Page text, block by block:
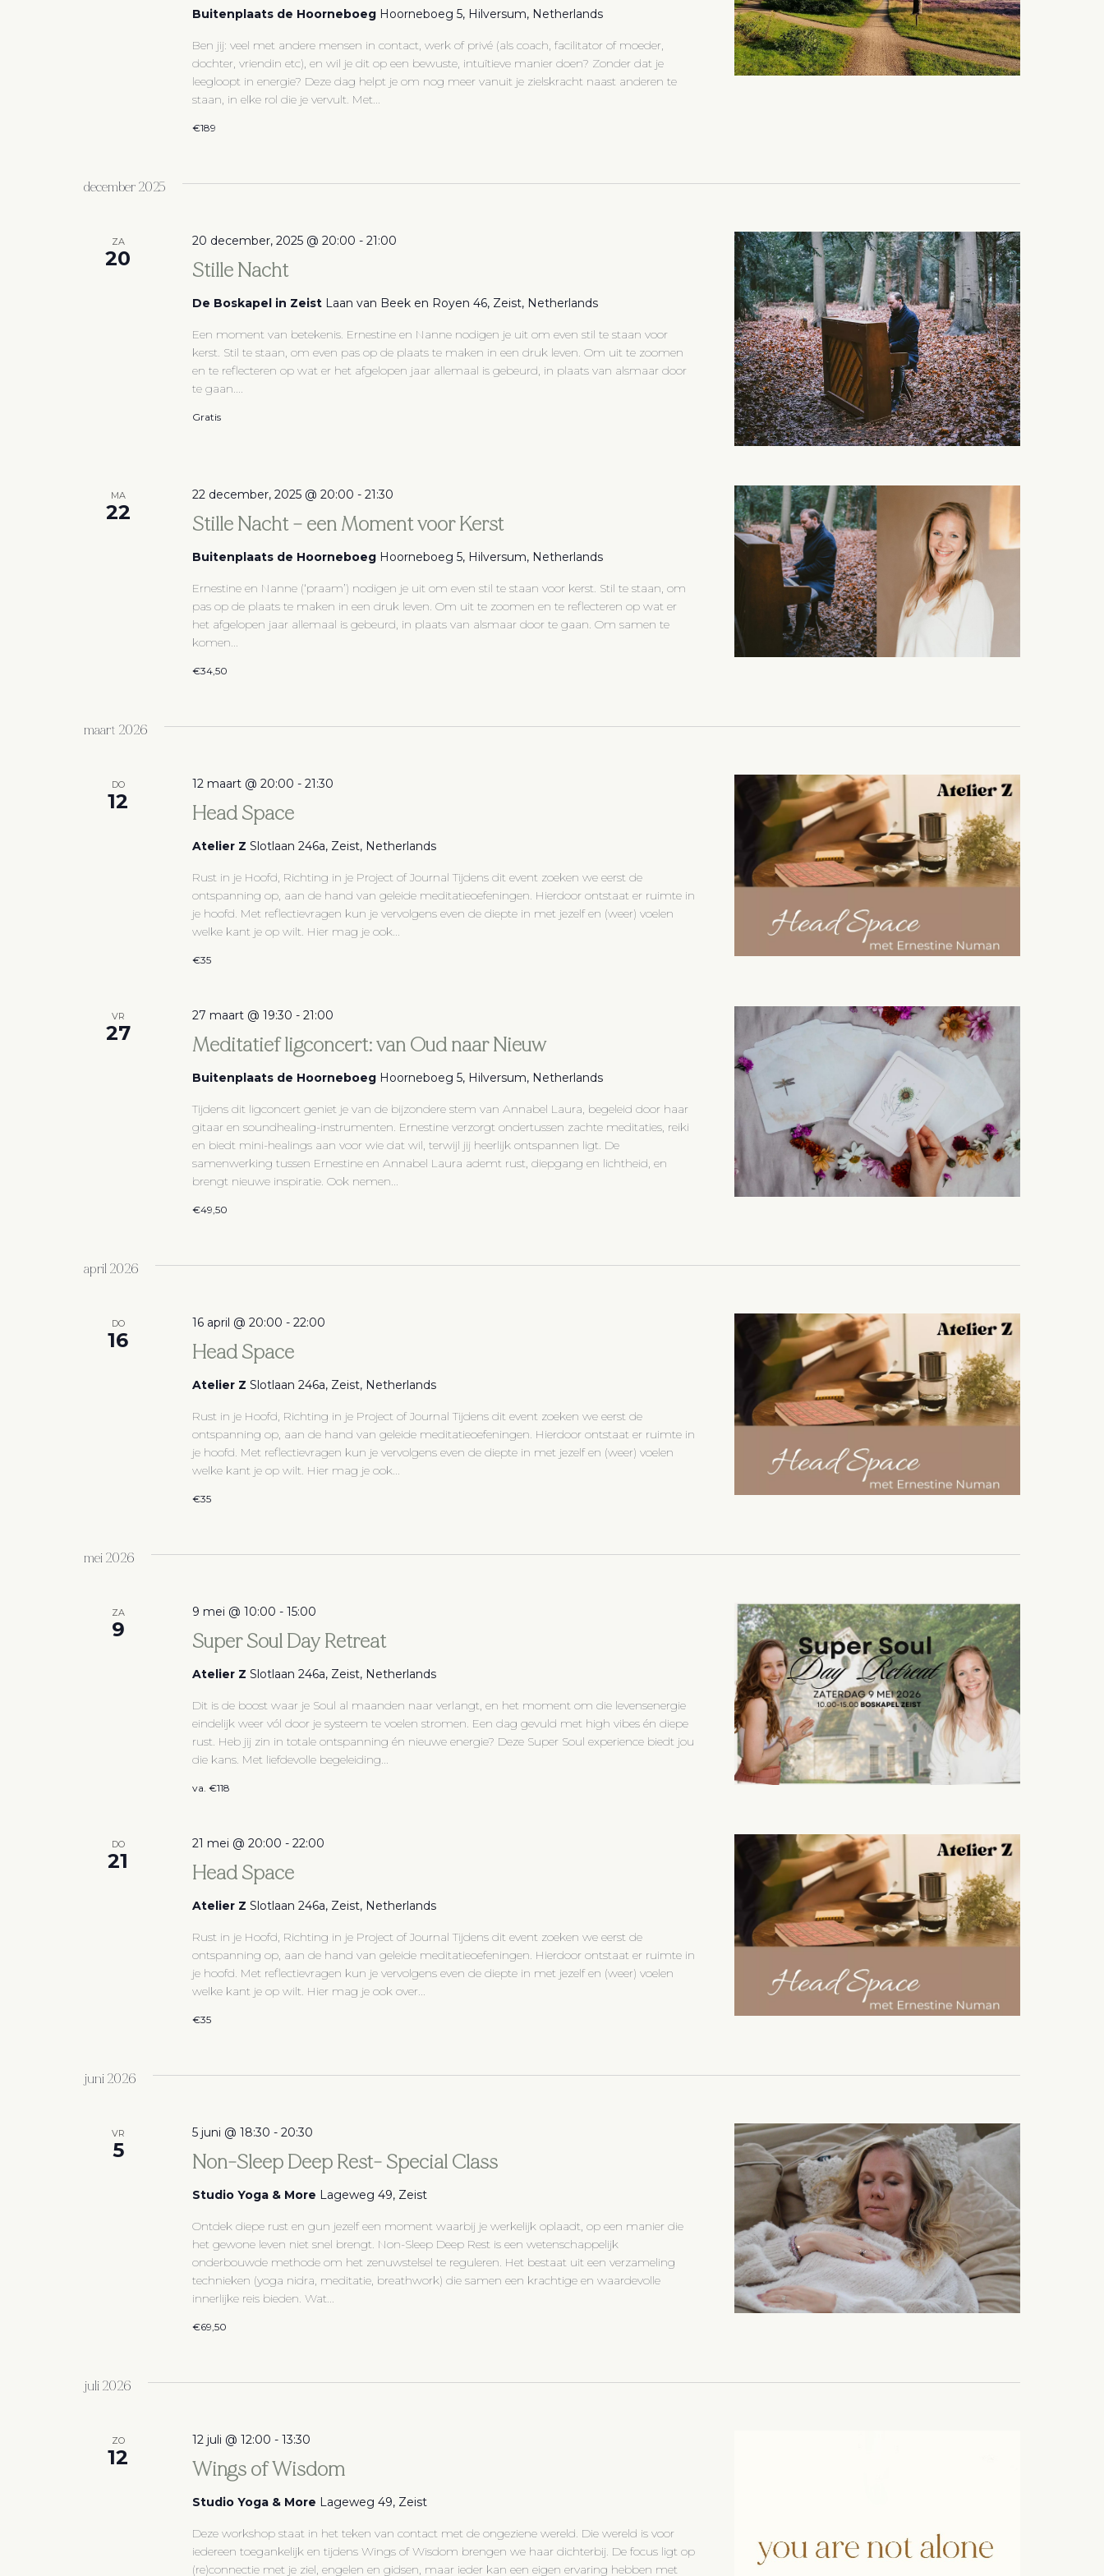
Buitenplaats de Hoorneboeg Hoorneboeg 5, Hilversum, Netherlands
Ben jij: veel met andere mensen in contact, werk of privé (als coach, facilitator of moeder,
dochter, vriendin etc), en wil je dit op een bewuste, intuïtieve manier doen? Zonder dat je
leegloopt in energie? Deze dag helpt je om nog meer vanuit je zielskracht naast anderen te
staan, in elke rol die je vervult. Met...
€189
december 2025
ZA
20 Stille Nacht
20 december, 2025 @ 20:00 - 21:00
De Boskapel in Zeist Laan van Beek en Royen 46, Zeist, Netherlands
Een moment van betekenis. Ernestine en Nanne nodigen je uit om even stil te staan voor
kerst. Stil te staan, om even pas op de plaats te maken in een druk leven. Om uit te zoomen
en te reflecteren op wat er het afgelopen jaar allemaal is gebeurd, in plaats van alsmaar door
te gaan....
Gratis
MA
22 Stille Nacht – een Moment voor Kerst
22 december, 2025 @ 20:00 - 21:30
Buitenplaats de Hoorneboeg Hoorneboeg 5, Hilversum, Netherlands
Ernestine en Nanne (‘praam’) nodigen je uit om even stil te staan voor kerst. Stil te staan, om
pas op de plaats te maken in een druk leven. Om uit te zoomen en te reflecteren op wat er
het afgelopen jaar allemaal is gebeurd, in plaats van alsmaar door te gaan. Om samen te
komen...
€34,50
maart 2026
DO
12 Head Space
12 maart @ 20:00 - 21:30
Atelier Z Slotlaan 246a, Zeist, Netherlands
Rust in je Hoofd, Richting in je Project of Journal Tijdens dit event zoeken we eerst de
ontspanning op, aan de hand van geleide meditatieoefeningen. Hierdoor ontstaat er ruimte in
je hoofd. Met reflectievragen kun je vervolgens even de diepte in met jezelf en (weer) voelen
welke kant je op wilt. Hier mag je ook...
€35
VR
27 Meditatief ligconcert: van Oud naar Nieuw
27 maart @ 19:30 - 21:00
Buitenplaats de Hoorneboeg Hoorneboeg 5, Hilversum, Netherlands
Tijdens dit ligconcert geniet je van de bijzondere stem van Annabel Laura, begeleid door haar
gitaar en soundhealing-instrumenten. Ernestine verzorgt ondertussen zachte meditaties, reiki
en biedt mini-healings aan voor wie dat wil, terwijl jij heerlijk ontspannen ligt. De
samenwerking tussen Ernestine en Annabel Laura ademt rust, diepgang en lichtheid, en
brengt nieuwe inspiratie. Ook nemen...
€49,50
april 2026
DO
16 Head Space
16 april @ 20:00 - 22:00
Atelier Z Slotlaan 246a, Zeist, Netherlands
Rust in je Hoofd, Richting in je Project of Journal Tijdens dit event zoeken we eerst de
ontspanning op, aan de hand van geleide meditatieoefeningen. Hierdoor ontstaat er ruimte in
je hoofd. Met reflectievragen kun je vervolgens even de diepte in met jezelf en (weer) voelen
welke kant je op wilt. Hier mag je ook...
€35
mei 2026
ZA
9 Super Soul Day Retreat
9 mei @ 10:00 - 15:00
Atelier Z Slotlaan 246a, Zeist, Netherlands
Dit is de boost waar je Soul al maanden naar verlangt, en het moment om die levensenergie
eindelijk weer vól door je systeem te voelen stromen. Een dag gevuld met high vibes én diepe
rust. Heb jij zin in totale ontspanning én nieuwe energie? Deze Super Soul experience biedt jou
die kans. Met liefdevolle begeleiding...
va. €118
DO
21 Head Space
21 mei @ 20:00 - 22:00
Atelier Z Slotlaan 246a, Zeist, Netherlands
Rust in je Hoofd, Richting in je Project of Journal Tijdens dit event zoeken we eerst de
ontspanning op, aan de hand van geleide meditatieoefeningen. Hierdoor ontstaat er ruimte in
je hoofd. Met reflectievragen kun je vervolgens even de diepte in met jezelf en (weer) voelen
welke kant je op wilt. Hier mag je ook over...
€35
juni 2026
VR
5 Non-Sleep Deep Rest- Special Class
5 juni @ 18:30 - 20:30
Studio Yoga & More Lageweg 49, Zeist
Ontdek diepe rust en gun jezelf een moment waarbij je werkelijk oplaadt, op een manier die
het gewone leven niet snel brengt. Non-Sleep Deep Rest is een wetenschappelijk
onderbouwde methode om het zenuwstelsel te reguleren. Het bestaat uit een verzameling
technieken (yoga nidra, meditatie, breathwork) die samen een krachtige en waardevolle
innerlijke reis bieden. Wat...
€69,50
juli 2026
ZO
12 Wings of Wisdom
12 juli @ 12:00 - 13:30
Studio Yoga & More Lageweg 49, Zeist
Deze workshop staat in het teken van contact met de ongeziene wereld. Die wereld is voor
iedereen toegankelijk en tijdens Wings of Wisdom brengen we haar dichterbij. De focus ligt op
(re)connectie met je ziel, engelen en gidsen, maar ieder kan een eigen ervaring hebben met